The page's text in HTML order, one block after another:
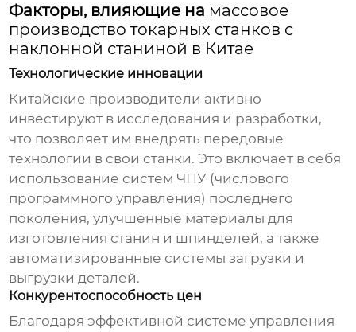
Факторы, влияющие на массовое
производство токарных станков с
наклонной станиной в Китае
Технологические инновации
Китайские производители активно
инвестируют в исследования и разработки,
что позволяет им внедрять передовые
технологии в свои станки. Это включает в себя
использование систем ЧПУ (числового
программного управления) последнего
поколения, улучшенные материалы для
изготовления станин и шпинделей, а также
автоматизированные системы загрузки и
выгрузки деталей.
Конкурентоспособность цен
Благодаря эффективной системе управления